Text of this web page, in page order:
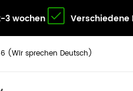
3 wochen
(Wir sprechen Deutsch)